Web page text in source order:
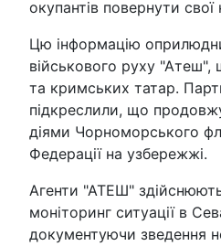
окупантів повернути
Цю інформацію
військового руху "Атеш",
та кримських татар.
підкреслили, що
діями Чорноморського
Федерації на узбережжі.
Агенти "АТЕШ"
моніторинг ситуації в
документуючи зведення